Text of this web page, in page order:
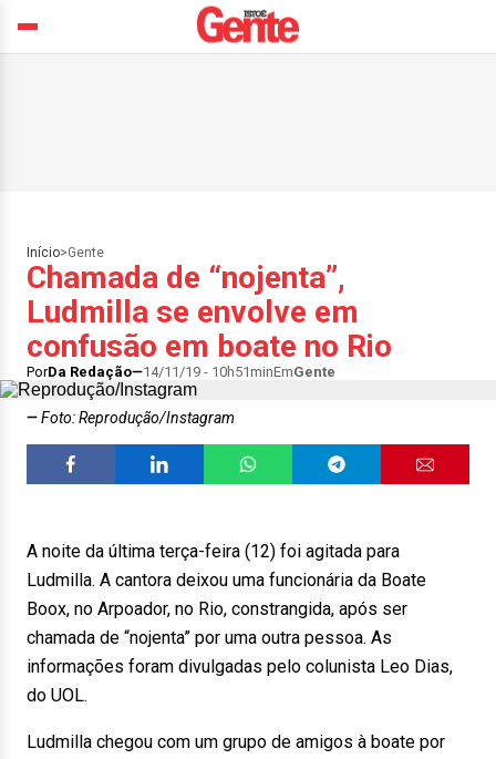
Início>Gente
Chamada de “nojenta”,
Ludmilla se envolve em
confusão em boate no Rio
PorDa Redação 14/11/19 - 10h51minEmGente
Foto: Reprodução/Instagram
A noite da última terça-feira (12) foi agitada para
Ludmilla. A cantora deixou uma funcionária da Boate
Boox, no Arpoador, no Rio, constrangida, após ser
chamada de “nojenta” por uma outra pessoa. As
informações foram divulgadas pelo colunista Leo Dias,
do UOL.
Ludmilla chegou com um grupo de amigos à boate por